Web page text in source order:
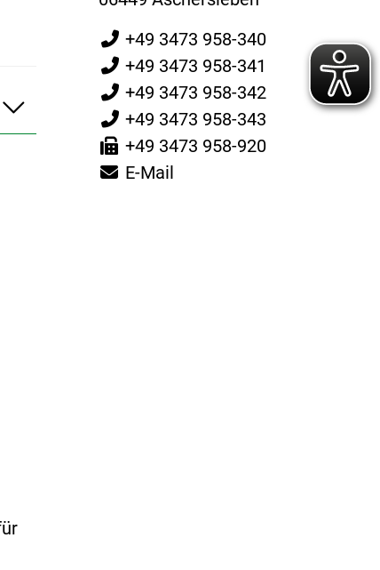
+49 3473 958-340
+49 3473 958-341
+49 3473 958-342
+49 3473 958-343
+49 3473 958-920
E-Mail